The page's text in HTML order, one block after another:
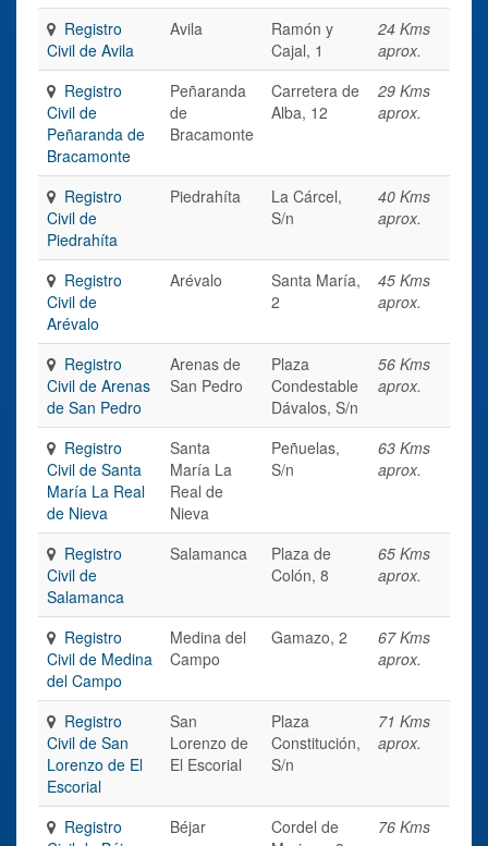
Registro
Civil de Avila
Avila
Ramón y
Cajal, 1
24 Kms
aprox.
Registro
Civil de
Peñaranda de
Bracamonte
Peñaranda
de
Bracamonte
Carretera de
Alba, 12
29 Kms
aprox.
Registro
Civil de
Piedrahíta
Piedrahíta
La Cárcel,
S/n
40 Kms
aprox.
Registro
Civil de
Arévalo
Arévalo
Santa María,
2
45 Kms
aprox.
Registro
Civil de Arenas
de San Pedro
Arenas de
San Pedro
Plaza
Condestable
Dávalos, S/n
56 Kms
aprox.
Registro
Civil de Santa
María La Real
de Nieva
Santa
María La
Real de
Nieva
Peñuelas,
S/n
63 Kms
aprox.
Registro
Civil de
Salamanca
Salamanca
Plaza de
Colón, 8
65 Kms
aprox.
Registro
Civil de Medina
del Campo
Medina del
Campo
Gamazo, 2
67 Kms
aprox.
Registro
Civil de San
Lorenzo de El
Escorial
San
Lorenzo de
El Escorial
Plaza
Constitución,
S/n
71 Kms
aprox.
Registro
Béjar
Cordel de
76 Kms